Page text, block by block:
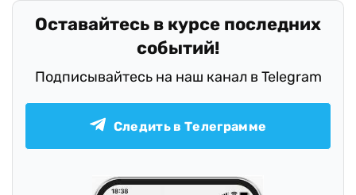
Оставайтесь в курсе последних
событий!
Подписывайтесь на наш канал в Telegram
Следить в Телеграмме